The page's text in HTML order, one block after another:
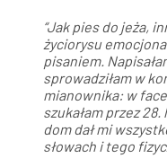
“Jak pies do jeża,
życiorysu
pisaniem.
sprowadziłam w
mianownika: w
szukałam przez
dom dał mi
słowach i tego